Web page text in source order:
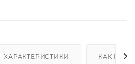
ХАРАКТЕРИСТИКИ КАК